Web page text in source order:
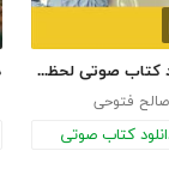
دانلود کتاب صوتی لحظه‌ای برای زندگی
فتوحی
کتاب صوتی